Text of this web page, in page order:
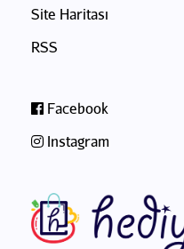
Site Haritası
RSS
Facebook
Instagram